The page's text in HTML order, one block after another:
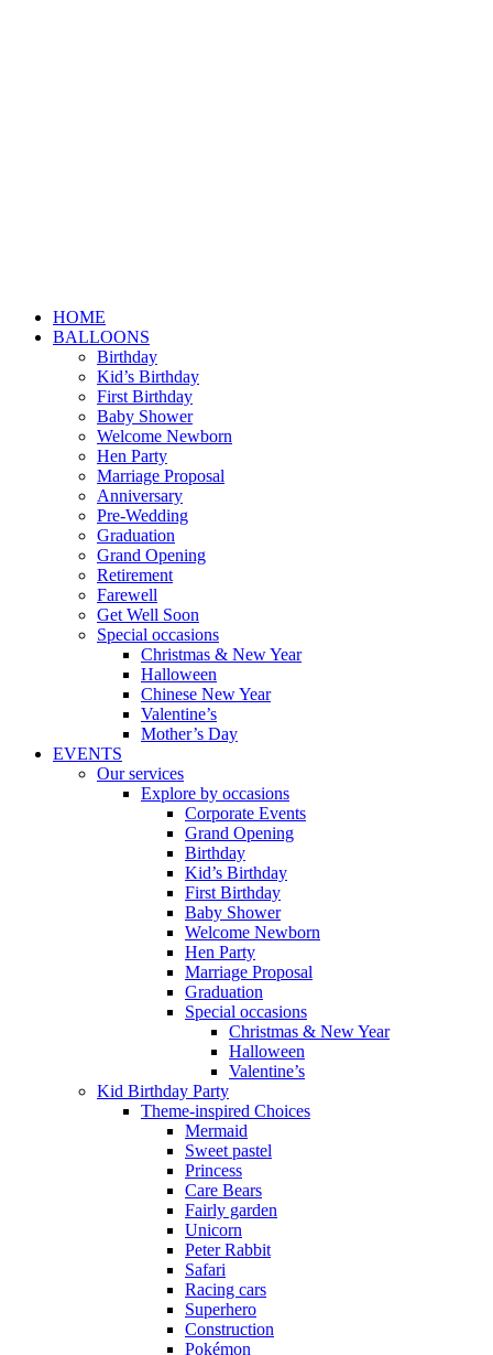
HOME
BALLOONS
Birthday
Kid’s Birthday
First Birthday
Baby Shower
Welcome Newborn
Hen Party
Marriage Proposal
Anniversary
Pre-Wedding
Graduation
Grand Opening
Retirement
Farewell
Get Well Soon
Special occasions
Christmas & New Year
Halloween
Chinese New Year
Valentine’s
Mother’s Day
EVENTS
Our services
Explore by occasions
Corporate Events
Grand Opening
Birthday
Kid’s Birthday
First Birthday
Baby Shower
Welcome Newborn
Hen Party
Marriage Proposal
Graduation
Special occasions
Christmas & New Year
Halloween
Valentine’s
Kid Birthday Party
Theme-inspired Choices
Mermaid
Sweet pastel
Princess
Care Bears
Fairly garden
Unicorn
Peter Rabbit
Safari
Racing cars
Superhero
Construction
Pokémon